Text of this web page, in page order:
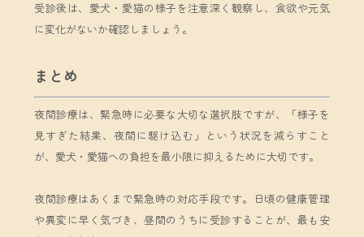
受診後は、愛犬・愛猫の様子を注意深く観察し、食欲や元気
に変化がないか確認しましょう。
まとめ
夜間診療は、緊急時に必要な大切な選択肢ですが、「様子を
見すぎた結果、夜間に駆け込む」という状況を減らすこと
が、愛犬・愛猫への負担を最小限に抑えるために大切です。
夜間診療はあくまで緊急時の対応手段です。日頃の健康管理
や異変に早く気づき、昼間のうちに受診することが、最も安